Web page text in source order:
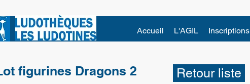
Accueil L'AGIL Inscriptions
figurines Dragons 2 Retour liste